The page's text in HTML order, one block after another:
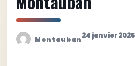
Montauban24 janvier 2025